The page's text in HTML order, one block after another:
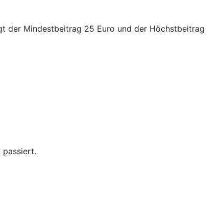
der Mindestbeitrag 25 Euro und der Höchstbeitrag
passiert.